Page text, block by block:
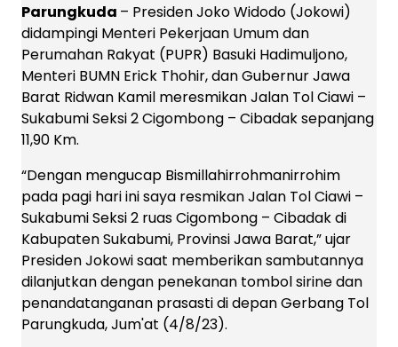
Parungkuda – Presiden Joko Widodo (Jokowi)
didampingi Menteri Pekerjaan Umum dan
Perumahan Rakyat (PUPR) Basuki Hadimuljono,
Menteri BUMN Erick Thohir, dan Gubernur Jawa
Barat Ridwan Kamil meresmikan Jalan Tol Ciawi –
Sukabumi Seksi 2 Cigombong – Cibadak sepanjang
11,90 Km.
“Dengan mengucap Bismillahirrohmanirrohim
pada pagi hari ini saya resmikan Jalan Tol Ciawi –
Sukabumi Seksi 2 ruas Cigombong – Cibadak di
Kabupaten Sukabumi, Provinsi Jawa Barat,” ujar
Presiden Jokowi saat memberikan sambutannya
dilanjutkan dengan penekanan tombol sirine dan
penandatanganan prasasti di depan Gerbang Tol
Parungkuda, Jum'at (4/8/23).